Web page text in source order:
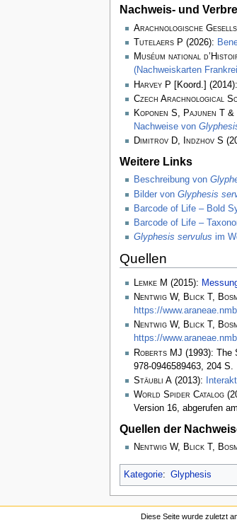
Nachweis- und
Arachnologische
Tutelaers P (2026):
Muséum national
(Nachweiskarten
Harvey P [Koord.] (2014):
Czech Arachnological
Koponen S, Pajunen T
Nachweise von
Dimitrov D, Indzhov S
Weitere Links
Beschreibung von
Bilder von Glyphesis
Barcode of Life – Bold
Barcode of Life –
Glyphesis servulus im
Quellen
Lemke M (2015):
Nentwig W, Blick T,
https://
Nentwig W, Blick T,
https://
Roberts MJ (1993): The
978-0946589463, 204 S.
Stäubli A(2013):
World Spider Catalog
Version 16, abgerufen
Quellen der
Nentwig W, Blick T,
Kategorie: Glyphesis
Diese Seite wurde zuletzt